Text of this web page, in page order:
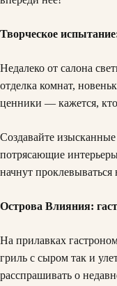
Творческое
Недалеко от салона
отделка комнат,
ценники — кажется,
Создавайте
потрясающие
начнут проклевываться
Острова Влияния:
На прилавках
гриль с сыром так и
расспрашивать о